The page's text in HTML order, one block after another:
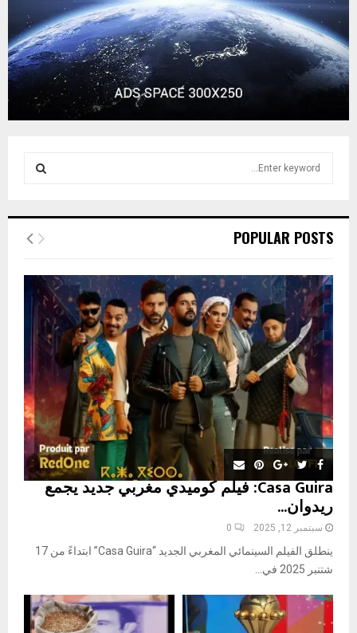
h
o
r
E
R
C
POPULAR POSTS
Casa Guira: فيلم كوميدي مغربي جديد يجمع
ريدوان...
سبتمبر 12, 2025 0
ينطلق الفيلم السينمائي المغربي الجديد “Casa Guira” ابتداءً من 17
شتنبر 2025 في...